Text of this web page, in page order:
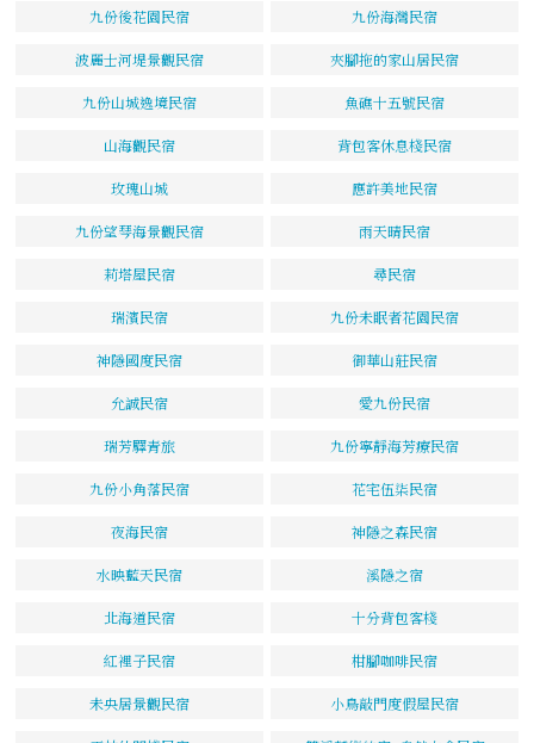
九份後花園民宿 九份海灣民宿
波麗士河堤景觀民宿 夾腳拖的家山居民宿
九份山城逸境民宿 魚礁十五號民宿
山海觀民宿 背包客休息棧民宿
玫瑰山城 應許美地民宿
九份望琴海景觀民宿 雨天晴民宿
莉塔屋民宿 尋民宿
瑞濱民宿 九份未眠者花園民宿
神隱國度民宿 御華山莊民宿
允誠民宿 愛九份民宿
瑞芳驛青旅 九份寧靜海芳療民宿
九份小角落民宿 花宅伍柒民宿
夜海民宿 神隱之森民宿
水映藍天民宿 溪隱之宿
北海道民宿 十分背包客棧
紅裡子民宿 柑腳咖啡民宿
未央居景觀民宿 小鳥敲門度假屋民宿